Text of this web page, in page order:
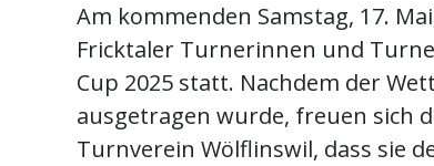
Am kommenden Samstag, 17.
Fricktaler Turnerinnen und
Cup 2025 statt. Nachdem der
ausgetragen wurde, freuen sich
Turnverein Wölflinswil, dass sie